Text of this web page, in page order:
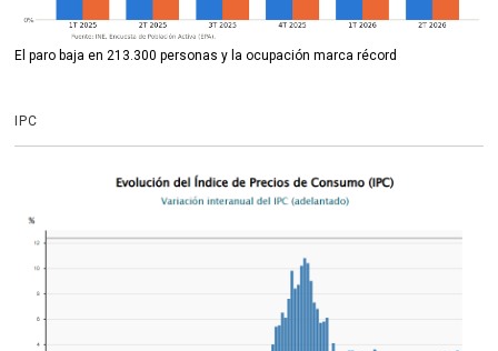
El paro baja en 213.300 personas y la ocupación marca récord
IPC